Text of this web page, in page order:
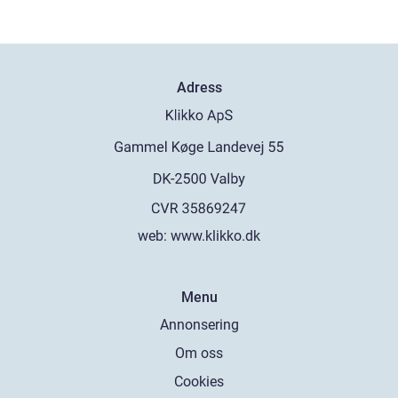
Adress
web: www.klikko.dk
Menu
Annonsering
Om oss
Cookies